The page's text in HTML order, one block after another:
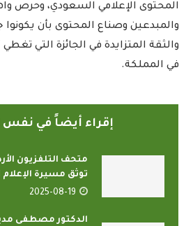
المحتوى الإعلامي السعودي، وحرص
والمبدعين وصناع المحتوى بأن يكونوا
والثقة المتزايدة في الجائزة التي
في المملكة.
إقراء أيضاً في
متحف التلفزيون
توثق مسيرة
2025-08-19
الدكتور مصطفى